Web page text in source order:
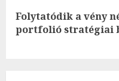
Next
post:
Folytatódik a vény
portfolió stratégiai